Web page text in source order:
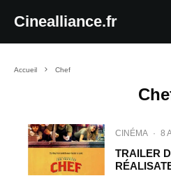
Cinealliance.fr
Accueil Chef
CINÉMA · 8
TRAILER